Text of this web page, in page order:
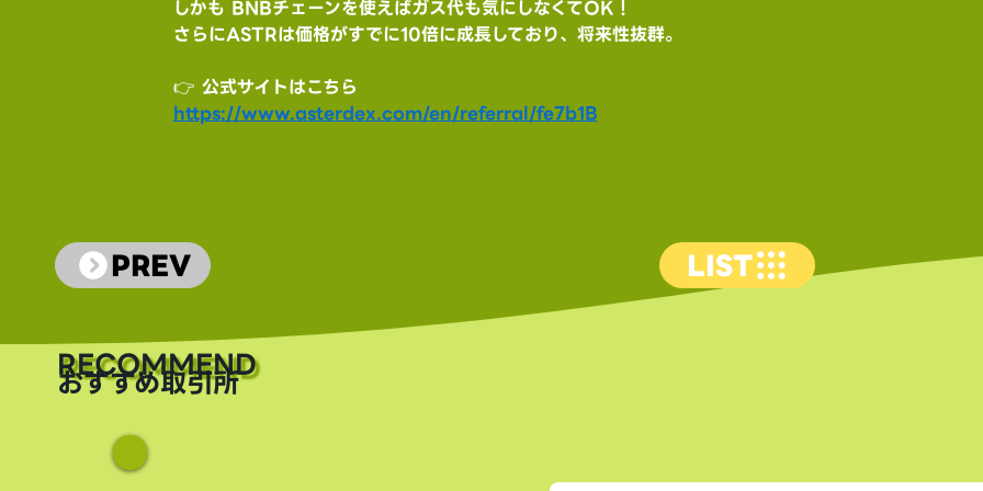
しかも BNBチェーンを使えばガス代も気にしなくてOK！
さらにASTRは価格がすでに10倍に成長しており、将来性抜群。
👉 公式サイトはこちら
https://www.asterdex.com/en/referral/fe7b1B
PREV LIST
​RECOMMEND
おすすめ取引所